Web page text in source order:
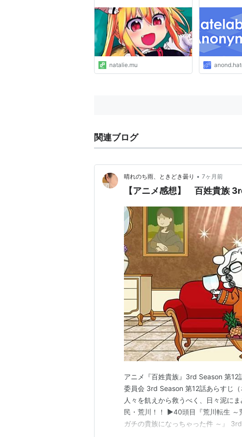
劇場版あの日見た花の名前を僕達はま
デジモンアドベンチャー tri. （泉光子
ゲーム
ガールフレンド（仮）（君嶋里琉）
ラングリッサー リインカーネーション
外画吹き替え
キャリー
テッド
グリーン・ホーネット
SUPER8/スーパーエイト
ナルニア国物語第2章 カスピアン王子
紀元前1万年
藤田咲・田村睦心のなんやかんや
電撃のピロト〜ラジオの絆〜
ラジオどっとあい 田村睦心のブエノ
VOICE CREW *22代目パーソナリティ
ごぶごぶちゃん
キルミーベイベー 殺し屋ラジオ
最弱無敗の無線通信《ウェブラジオ》
リスト::声優/た行
natalie.mu
関連ブログ
晴れのち雨、ときどき曇り • 7ヶ月前
【アニメ感想】 百姓貴族
アニメ『百姓貴族』3rd Season 第
委員会 3rd Season 第12話あらすじ
人々を飢えから救うべく、日々泥に
民・荒川！！ ▶40頭目『荒川転生 ～
ガチの貴族になっちゃった件 ～』